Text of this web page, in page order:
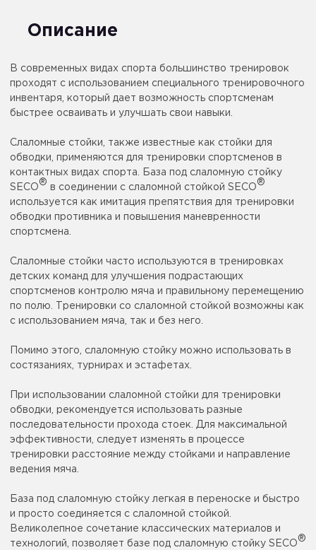
Описание
В современных видах спорта большинство тренировок
проходят с использованием специального тренировочного
инвентаря, который дает возможность спортсменам
быстрее осваивать и улучшать свои навыки.
Слаломные стойки, также известные как стойки для
обводки, применяются для тренировки спортсменов в
контактных видах спорта. База под слаломную стойку
SECO
®
в соединении с слаломной стойкой SECO
®
используется как имитация препятствия для тренировки
обводки противника и повышения маневренности
спортсмена.
Слаломные стойки часто используются в тренировках
детских команд для улучшения подрастающих
спортсменов контролю мяча и правильному перемещению
по полю. Тренировки со слаломной стойкой возможны как
с использованием мяча, так и без него.
Помимо этого, слаломную стойку можно использовать в
состязаниях, турнирах и эстафетах.
При использовании слаломной стойки для тренировки
обводки, рекомендуется использовать разные
последовательности прохода стоек. Для максимальной
эффективности, следует изменять в процессе
тренировки расстояние между стойками и направление
ведения мяча.
База под слаломную стойку легкая в переноске и быстро
и просто соединяется с слаломной стойкой.
Великолепное сочетание классических материалов и
технологий, позволяет базе под слаломную стойку SECO
®